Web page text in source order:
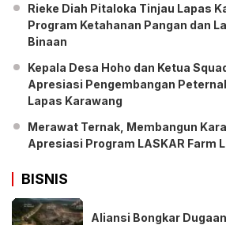
Rieke Diah Pitaloka Tinjau Lapas
Program Ketahanan Pangan dan
Binaan
Kepala Desa Hoho dan Ketua
Apresiasi Pengembangan
Lapas Karawang
Merawat Ternak, Membangun
Apresiasi Program LASKAR Farm
BISNIS
Aliansi Bongkar